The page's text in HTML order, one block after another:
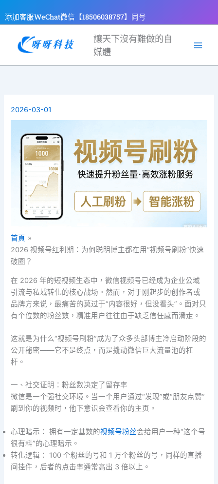
至
容
添加客服WeChat微信【18506038757】同号
讓天下沒有難做的自
媒體
2026-03-01
首頁
2026 视频号红利期：为何聪明博主都在用“视频号刷粉”快速
破圈？
在 2026 年的短视频生态中，微信视频号已经成为企业公域
引流与私域转化的核心战场。然而，对于刚起步的创作者或
品牌方来说，最痛苦的莫过于“内容很好，但没看头”。面对只
有个位数的粉丝数，精准用户往往由于缺乏信任感而滑走。
这就是为什么“视频号刷粉”成为了众多头部博主冷启动阶段的
公开秘密——它不是终点，而是撬动微信巨大流量池的杠
杆。
一、社交证明：粉丝数决定了留存率
微信是一个强社交环境。当一个用户通过“发现”或“朋友点赞”
刷到你的视频时，他下意识会查看你的主页。
心理暗示： 拥有一定基数的视频号粉丝会给用户一种“这个号
很有料”的心理暗示。
转化逻辑： 100 个粉丝的号和 1 万个粉丝的号，同样的直播
间挂件，后者的点击率通常高出 3 倍以上。